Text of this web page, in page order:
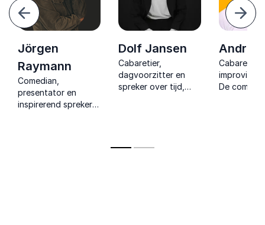
Jörgen
Raymann
Comedian,
presentator en
inspirerend spreker
Dolf Jansen
Cabaretier,
dagvoorzitter en
spreker over tijd,
scherp.
Cabaretier
De